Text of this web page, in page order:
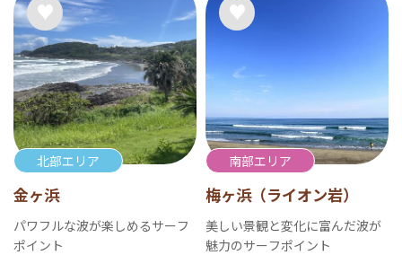
北部エリア
金ヶ浜
パワフルな波が楽しめるサーフ
ポイント
南部エリア
梅ヶ浜（ライオン岩）
美しい景観と変化に富んだ波が
魅力のサーフポイント